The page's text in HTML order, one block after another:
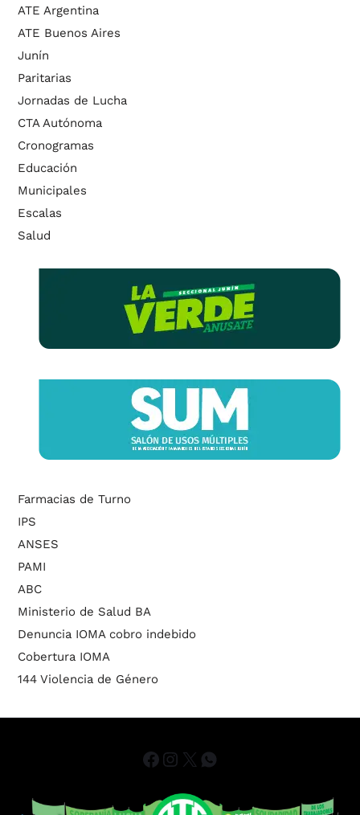
ATE Argentina
ATE Buenos Aires
Junín
Paritarias
Jornadas de Lucha
CTA Autónoma
Cronogramas
Educación
Municipales
Escalas
Salud
Farmacias de Turno
IPS
ANSES
PAMI
ABC
Ministerio de Salud BA
Denuncia IOMA cobro indebido
Cobertura IOMA
144 Violencia de Género